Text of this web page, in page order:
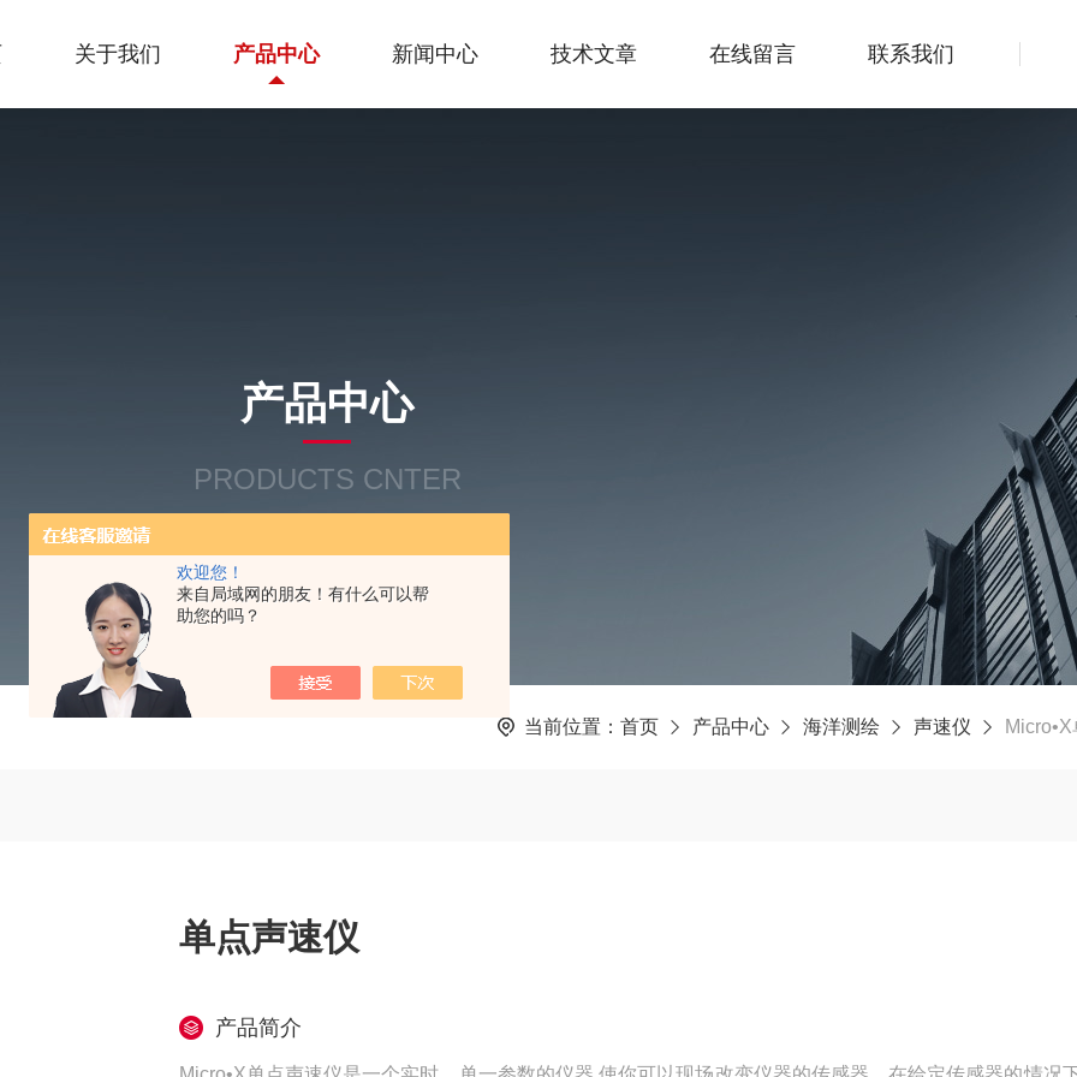
欢迎您！
来自局域网的朋友！有什么可以帮
助您的吗？
关于我们 产品中心 新闻中心 技术文章 在线留言 联系我们
产品中心
PRODUCTS CNTER
当前位置： 首页 产品中心 海洋测绘 声速仪
单点声速仪
产品简介